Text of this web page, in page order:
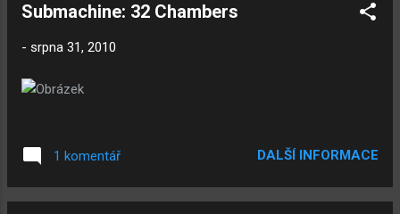
Submachine: 32 Chambers
- srpna 31, 2010
1 komentář DALŠÍ INFORMACE